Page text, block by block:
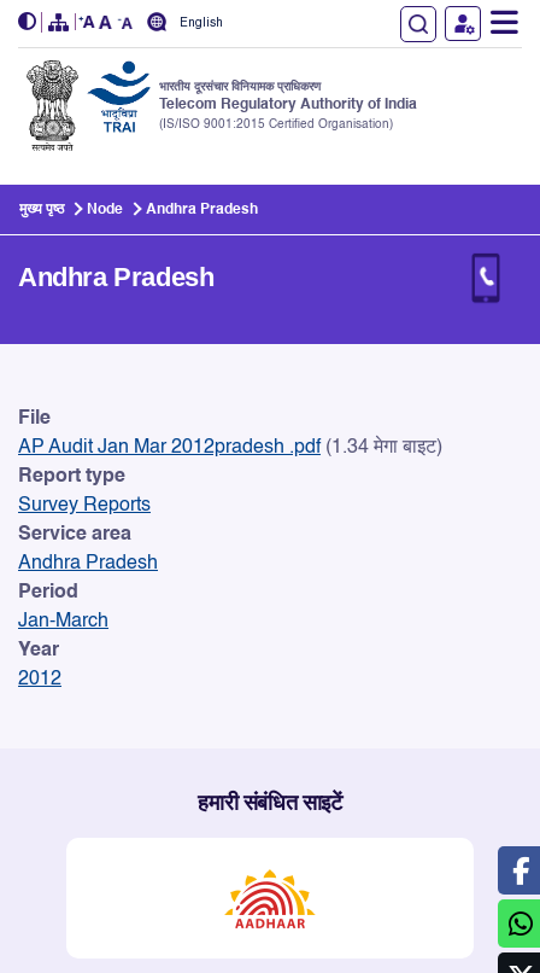
English
भारतीय दूरसंचार विनियामक प्राधिकरण
Telecom Regulatory Authority of India
(IS/ISO 9001:2015 Certified Organisation)
मुख्य पृष्ठ Node Andhra Pradesh
Andhra Pradesh
Andhra Pradesh
File
AP Audit Jan Mar 2012pradesh .pdf (1.34 मेगा बाइट)
Report type
Survey Reports
Service area
Andhra Pradesh
Period
Jan-March
Year
2012
हमारी संबंधित साइटें